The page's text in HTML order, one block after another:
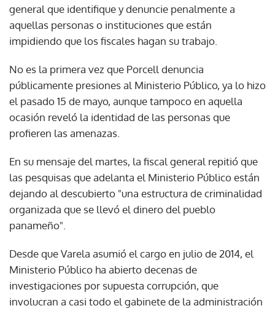
general que identifique y denuncie penalmente a
aquellas personas o instituciones que están
impidiendo que los fiscales hagan su trabajo.
No es la primera vez que Porcell denuncia
públicamente presiones al Ministerio Público, ya lo hizo
el pasado 15 de mayo, aunque tampoco en aquella
ocasión reveló la identidad de las personas que
profieren las amenazas.
En su mensaje del martes, la fiscal general repitió que
las pesquisas que adelanta el Ministerio Público están
dejando al descubierto "una estructura de criminalidad
organizada que se llevó el dinero del pueblo
panameño".
Desde que Varela asumió el cargo en julio de 2014, el
Ministerio Público ha abierto decenas de
investigaciones por supuesta corrupción, que
involucran a casi todo el gabinete de la administración